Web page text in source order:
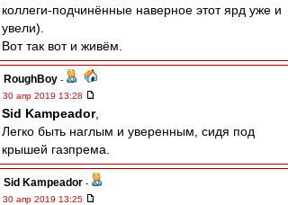
коллеги-подчинённые наверное этот ярд уже и
увели).
Вот так вот и живём.
RoughBoy -
30 апр 2019 13:28
Sid Kampeador,
Легко быть наглым и уверенным, сидя под
крышей газпрема.
Sid Kampeador -
30 апр 2019 13:25